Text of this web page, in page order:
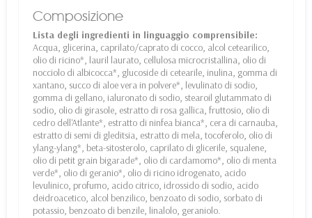
Composizione
Lista degli ingredienti in linguaggio comprensibile:
Acqua, glicerina, caprilato/caprato di cocco, alcol cetearilico,
olio di ricino*, lauril laurato, cellulosa microcristallina, olio di
nocciolo di albicocca*, glucoside di cetearile, inulina, gomma di
xantano, succo di aloe vera in polvere*, levulinato di sodio,
gomma di gellano, ialuronato di sodio, stearoil glutammato di
sodio, olio di girasole, estratto di rosa gallica, fruttosio, olio di
cedro dell'Atlante*, estratto di ninfea bianca*, cera di carnauba,
estratto di semi di gleditsia, estratto di mela, tocoferolo, olio di
ylang-ylang*, beta-sitosterolo, caprilato di glicerile, squalene,
olio di petit grain bigarade*, olio di cardamomo*, olio di menta
verde*, olio di geranio*, olio di ricino idrogenato, acido
levulinico, profumo, acido citrico, idrossido di sodio, acido
deidroacetico, alcol benzilico, benzoato di sodio, sorbato di
potassio, benzoato di benzile, linalolo, geraniolo.